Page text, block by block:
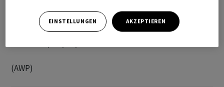
Constanta geschlossen. Eine Reihe von EU- und Nato-
Staaten hat den Vorfall als russische Eskalation
(AWP)
EINSTELLUNGEN AKZEPTIEREN